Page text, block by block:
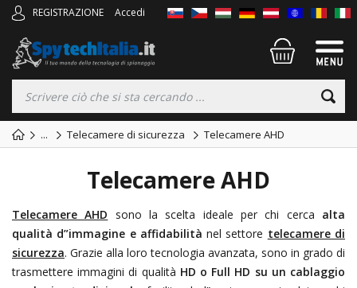
REGISTRAZIONE Accedi
... Telecamere di sicurezza Telecamere AHD
Telecamere AHD
Telecamere AHD sono la scelta ideale per chi cerca alta
qualità d”immagine e affidabilità nel settore telecamere di
sicurezza. Grazie alla loro tecnologia avanzata, sono in grado di
trasmettere immagini di qualità HD o Full HD su un cablaggio